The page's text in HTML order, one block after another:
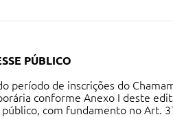
PÚBLICO
período de inscrições do
conforme Anexo I deste
com fundamento no Art.